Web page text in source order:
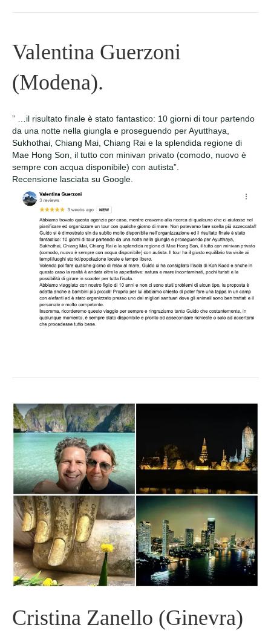
Valentina Guerzoni
(Modena).
” …il risultato finale è stato fantastico: 10 giorni di tour partendo
da una notte nella giungla e proseguendo per Ayutthaya,
Sukhothai, Chiang Mai, Chiang Rai e la splendida regione di
Mae Hong Son, il tutto con minivan privato (comodo, nuovo è
sempre con acqua disponibile) con autista”.
Recensione lasciata su Google.
Cristina Zanello (Ginevra)